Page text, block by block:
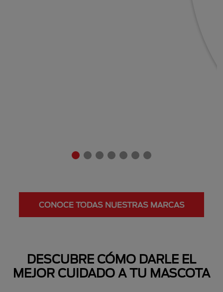
CONOCE TODAS NUESTRAS MARCAS
DESCUBRE CÓMO DARLE EL
MEJOR CUIDADO A TU MASCOTA